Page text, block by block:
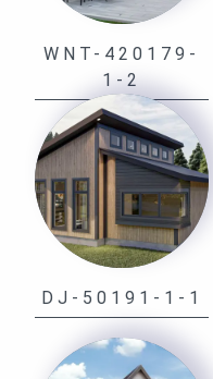
WNT-420179-
1-2
DJ-50191-1-1